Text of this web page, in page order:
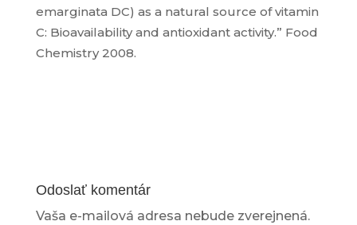
emarginata DC) as a natural source of vitamin
C: Bioavailability and antioxidant activity.” Food
Chemistry2008.
Odoslať komentár
Vaša e-mailová adresa nebude zverejnená.